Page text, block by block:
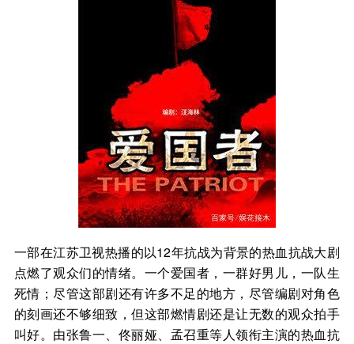
一部在江苏卫视热播的以12年抗战为背景的热血抗战大剧
点燃了观众们的情绪。一个爱国者，一群好男儿，一队生
死情；尽管这部剧还有许多不足的地方，尽管编剧对角色
的刻画还不够细致，但这部燃情剧还是让无数的观众拍手
叫好。由张鲁一、佟丽娅、孟召重等人领衔主演的热血抗